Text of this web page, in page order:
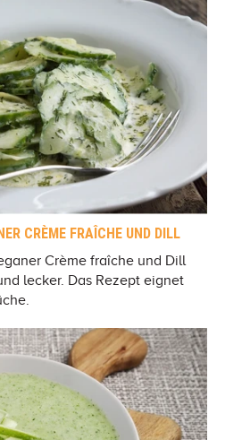
CRÈME FRAÎCHE UND DILL
Crème fraîche und Dill
lecker. Das Rezept eignet